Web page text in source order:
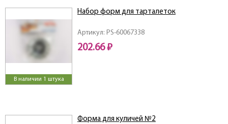
В наличии 1 штука
Артикул: PS-60067338
Набор форм для тарталеток
202.66 ₽
Форма для куличей №2